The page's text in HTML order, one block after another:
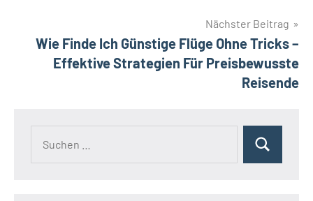
Nächster Beitrag
Wie Finde Ich Günstige Flüge Ohne Tricks –
Effektive Strategien Für Preisbewusste
Reisende
Suchen